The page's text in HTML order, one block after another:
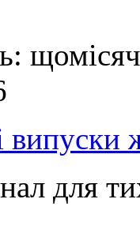
випуски
для